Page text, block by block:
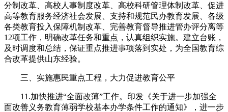
分制改革、高校人事制度改革、高校科研管理体制改革、促进
高等教育服务经济社会发展、支持和规范民办教育发展、各级
各类教育投入保障机制改革、完善教育督导推进管办评分离等
12项工作，明确改革任务和重点，认真组织实施。建立台账，
及时调度和总结，保证重点推进事项落到实处，为全国教育综
合改革提供山东经验。
三、实施惠民重点工程，大力促进教育公平
11.加快推进“全面改薄”工作。印发《关于进一步加强全
面改善义务教育薄弱学校基本办学条件工作的通知》，进一步